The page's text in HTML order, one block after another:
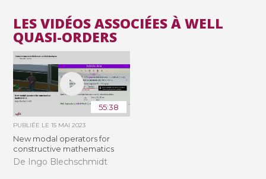
LES VIDÉOS ASSOCIÉES À WELL
QUASI-ORDERS
55:38
PUBLIÉE LE15 MAI 2023
New modal operators for
constructive mathematics
De Ingo Blechschmidt